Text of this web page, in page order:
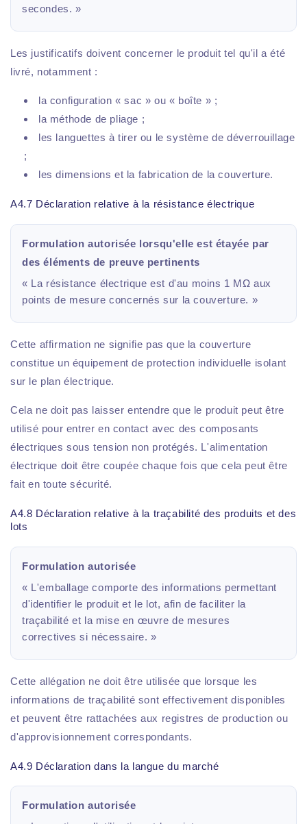
secondes. »
Les justificatifs doivent concerner le produit tel qu'il a été
livré, notamment :
la configuration « sac » ou « boîte » ;
la méthode de pliage ;
les languettes à tirer ou le système de déverrouillage
;
les dimensions et la fabrication de la couverture.
A4.7 Déclaration relative à la résistance électrique
Formulation autorisée lorsqu'elle est étayée par
des éléments de preuve pertinents
« La résistance électrique est d'au moins 1 MΩ aux
points de mesure concernés sur la couverture. »
Cette affirmation ne signifie pas que la couverture
constitue un équipement de protection individuelle isolant
sur le plan électrique.
Cela ne doit pas laisser entendre que le produit peut être
utilisé pour entrer en contact avec des composants
électriques sous tension non protégés. L'alimentation
électrique doit être coupée chaque fois que cela peut être
fait en toute sécurité.
A4.8 Déclaration relative à la traçabilité des produits et des
lots
Formulation autorisée
« L'emballage comporte des informations permettant
d'identifier le produit et le lot, afin de faciliter la
traçabilité et la mise en œuvre de mesures
correctives si nécessaire. »
Cette allégation ne doit être utilisée que lorsque les
informations de traçabilité sont effectivement disponibles
et peuvent être rattachées aux registres de production ou
d'approvisionnement correspondants.
A4.9 Déclaration dans la langue du marché
Formulation autorisée